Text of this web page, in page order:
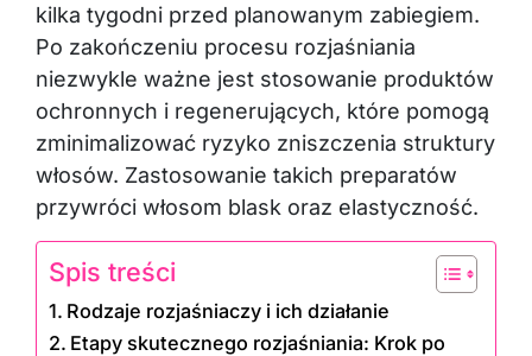
kilka tygodni przed planowanym zabiegiem.
Po zakończeniu procesu rozjaśniania
niezwykle ważne jest stosowanie produktów
ochronnych i regenerujących, które pomogą
zminimalizować ryzyko zniszczenia struktury
włosów. Zastosowanie takich preparatów
przywróci włosom blask oraz elastyczność.
Spis treści
Rodzaje rozjaśniaczy i ich działanie
Etapy skutecznego rozjaśniania: Krok po